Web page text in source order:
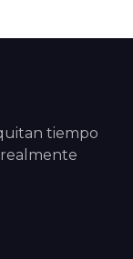
tiempo